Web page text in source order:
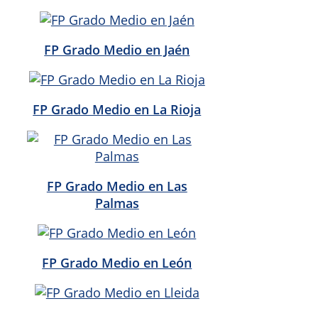
FP Grado Medio en Jaén
FP Grado Medio en La Rioja
FP Grado Medio en Las
Palmas
FP Grado Medio en León